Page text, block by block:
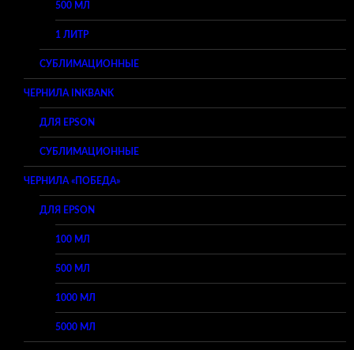
500 МЛ
1 ЛИТР
СУБЛИМАЦИОННЫЕ
ЧЕРНИЛА INKBANK
ДЛЯ EPSON
СУБЛИМАЦИОННЫЕ
ЧЕРНИЛА «ПОБЕДА»
ДЛЯ EPSON
100 МЛ
500 МЛ
1000 МЛ
5000 МЛ